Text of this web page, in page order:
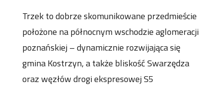
Trzek to dobrze skomunikowane przedmieście
położone na północnym wschodzie aglomeracji
poznańskiej – dynamicznie rozwijająca się
gmina Kostrzyn, a także bliskość Swarzędza
oraz węzłów drogi ekspresowej S5